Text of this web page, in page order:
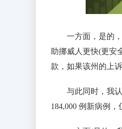
一方面，是的
助挪威人更快(更安
款，如果该州的上
与此同时，我
184,000 例新病例，